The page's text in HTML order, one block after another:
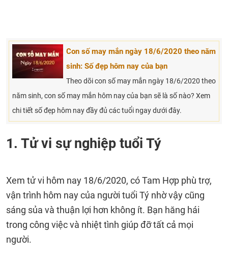
Con số may mắn ngày 18/6/2020 theo năm
sinh: Số đẹp hôm nay của bạn
Theo dõi con số may mắn ngày 18/6/2020 theo
năm sinh, con số may mắn hôm nay của bạn sẽ là số nào? Xem
chi tiết số đẹp hôm nay đầy đủ các tuổi ngay dưới đây.
1. Tử vi sự nghiệp tuổi Tý
Xem tử vi hôm nay 18/6/2020, có Tam Hợp phù trợ,
vận trình hôm nay của người tuổi Tý nhờ vậy cũng
sáng sủa và thuận lợi hơn không ít. Bạn hăng hái
trong công việc và nhiệt tình giúp đỡ tất cả mọi
người.